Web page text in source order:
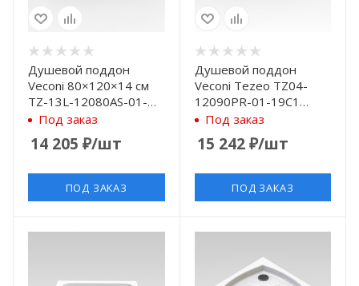
Душевой поддон
Veconi 80×120×14 см
TZ-13L-12080AS-01-
19C1
Под заказ
14 205 ₽/шт
ПОД ЗАКАЗ
Душевой поддон
Veconi Tezeo TZ04-
12090PR-01-19C1
90×120×14 см
Под заказ
15 242₽/шт
ПОД ЗАКАЗ